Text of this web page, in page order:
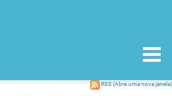
RSS(Abre uma nova janela)